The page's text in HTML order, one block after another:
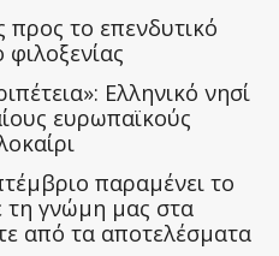
το επενδυτικό
Ελληνικό νησί
ευρωπαϊκούς
παραμένει το
γνώμη μας στα
από τα αποτελέσματα